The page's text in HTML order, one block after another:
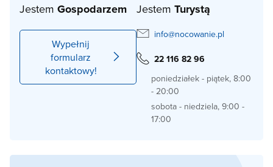
Jestem Gospodarzem
Wypełnij
formularz
kontaktowy!
Jestem Turystą
info@nocowanie.pl
22 116 82 96
poniedziałek - piątek, 8:00
- 20:00
sobota - niedziela, 9:00 -
17:00